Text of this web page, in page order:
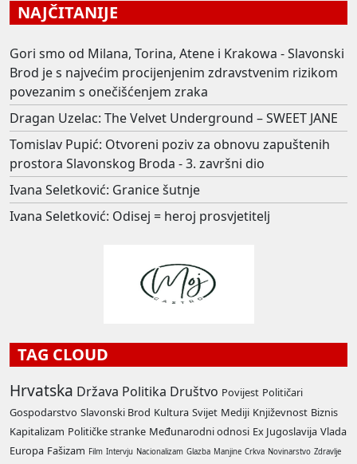
NAJČITANIJE
Gori smo od Milana, Torina, Atene i Krakowa - Slavonski
Brod je s najvećim procijenjenim zdravstvenim rizikom
povezanim s onečišćenjem zraka
Dragan Uzelac: The Velvet Underground – SWEET JANE
Tomislav Pupić: Otvoreni poziv za obnovu zapuštenih
prostora Slavonskog Broda - 3. završni dio
Ivana Seletković: Granice šutnje
Ivana Seletković: Odisej = heroj prosvjetitelj
TAG CLOUD
Hrvatska Država Politika Društvo Povijest Političari
Gospodarstvo Slavonski Brod Kultura Svijet Mediji Književnost Biznis
Kapitalizam Političke stranke Međunarodni odnosi Ex Jugoslavija Vlada
Europa Fašizam Film Intervju Nacionalizam Glazba Manjine Crkva Novinarstvo Zdravlje